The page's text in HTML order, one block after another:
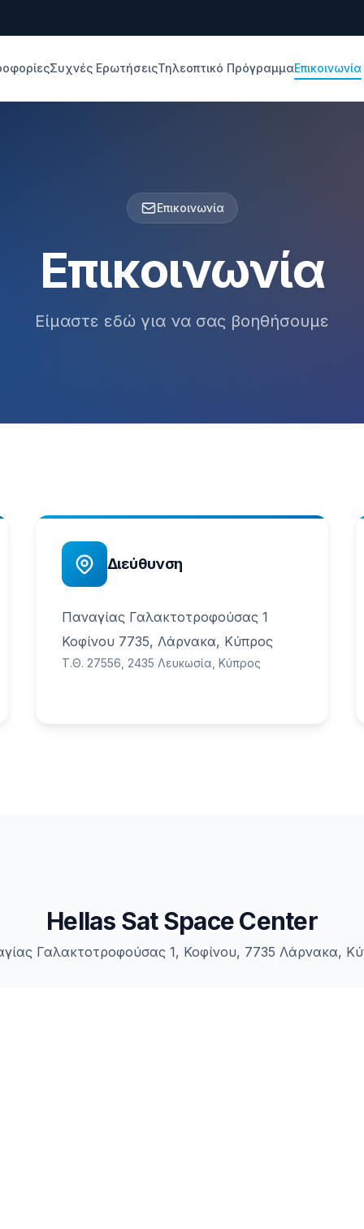
Συχνές ΕρωτήσειςΤηλεοπτικό ΠρόγραμμαΕπικοινωνία
Επικοινωνία
Επικοινωνία
Είμαστε εδώ για να σας βοηθήσουμε
Διεύθυνση
Παναγίας Γαλακτοτροφούσας 1
Κοφίνου 7735, Λάρνακα, Κύπρος
Τ.Θ. 27556, 2435 Λευκωσία, Κύπρος
Hellas Sat Space Center
Γαλακτοτροφούσας 1, Κοφίνου, 7735 Λάρνακα,